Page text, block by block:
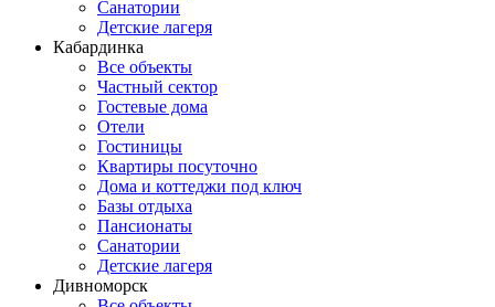
Санатории
Детские лагеря
Кабардинка
Все объекты
Частный сектор
Гостевые дома
Отели
Гостиницы
Квартиры посуточно
Дома и коттеджи под ключ
Базы отдыха
Пансионаты
Санатории
Детские лагеря
Дивноморск